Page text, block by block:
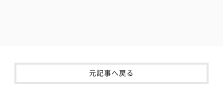
元記事へ戻る